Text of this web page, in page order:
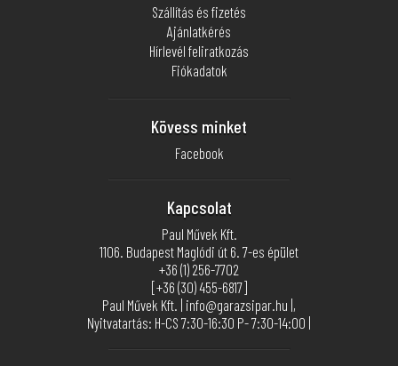
Szállítás és fizetés
Ajánlatkérés
Hírlevél feliratkozás
Fiókadatok
Kövess minket
Facebook
Kapcsolat
Paul Művek Kft.
1106. Budapest Maglódi út 6. 7-es épület
+36 (1) 256-7702
[+36 (30) 455-6817]
Paul Művek Kft. | info@garazsipar.hu |,
Nyitvatartás: H-CS 7:30-16:30 P- 7:30-14:00 |